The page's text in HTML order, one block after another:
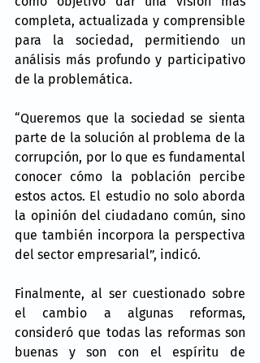
completa, actualizada y comprensible
para la sociedad, permitiendo un
análisis más profundo y participativo
de la problemática.
“Queremos que la sociedad se sienta
parte de la solución al problema de la
corrupción, por lo que es fundamental
conocer cómo la población percibe
estos actos. El estudio no solo aborda
la opinión del ciudadano común, sino
que también incorpora la perspectiva
del sector empresarial”, indicó.
Finalmente, al ser cuestionado sobre
el cambio a algunas reformas,
consideró que todas las reformas son
buenas y son con el espíritu de